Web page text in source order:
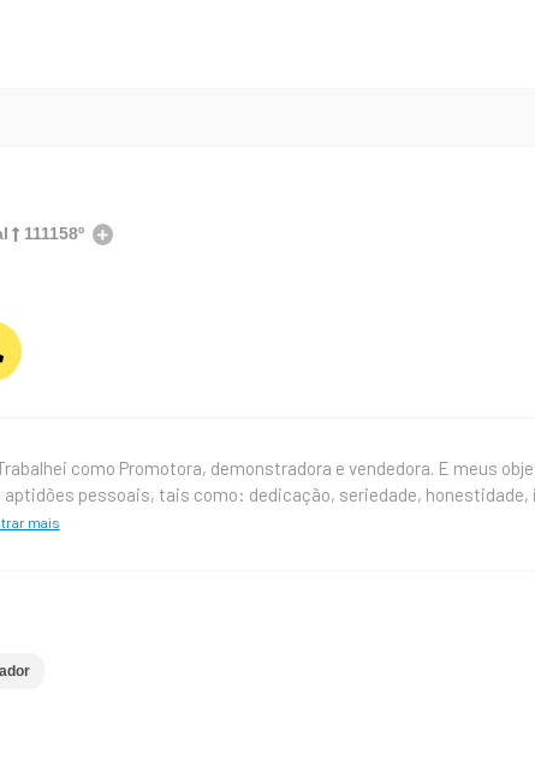
111158º
como Promotora, demonstradora e vendedora. E meus
pessoais, tais como: dedicação, seriedade,
mais